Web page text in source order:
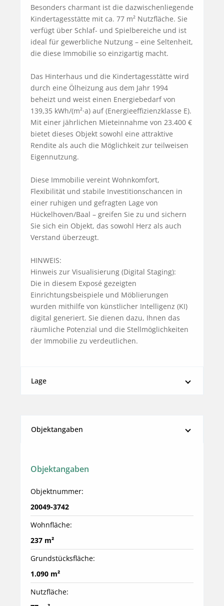
Besonders charmant ist die dazwischenliegende
Kindertagesstätte mit ca. 77 m² Nutzfläche. Sie
verfügt über Schlaf- und Spielbereiche und ist
ideal für gewerbliche Nutzung – eine Seltenheit,
die diese Immobilie so einzigartig macht.
Das Hinterhaus und die Kindertagesstätte wird
durch eine Ölheizung aus dem Jahr 1994
beheizt und weist einen Energiebedarf von
139,35 kWh/(m²·a) auf (Energieeffizienzklasse E).
Mit einer jährlichen Mieteinnahme von 23.400 €
bietet dieses Objekt sowohl eine attraktive
Rendite als auch die Möglichkeit zur teilweisen
Eigennutzung.
Diese Immobilie vereint Wohnkomfort,
Flexibilität und stabile Investitionschancen in
einer ruhigen und gefragten Lage von
Hückelhoven/Baal – greifen Sie zu und sichern
Sie sich ein Objekt, das sowohl Herz als auch
Verstand überzeugt.
HINWEIS:
Hinweis zur Visualisierung (Digital Staging):
Die in diesem Exposé gezeigten
Einrichtungsbeispiele und Möblierungen
wurden mithilfe von künstlicher Intelligenz (KI)
digital generiert. Sie dienen dazu, Ihnen das
räumliche Potenzial und die Stellmöglichkeiten
der Immobilie zu verdeutlichen.
Lage
Objektangaben
Objektangaben
Objektnummer:
20049-3742
Wohnfläche:
237 m²
Grundstücksfläche:
1.090 m²
Nutzfläche: